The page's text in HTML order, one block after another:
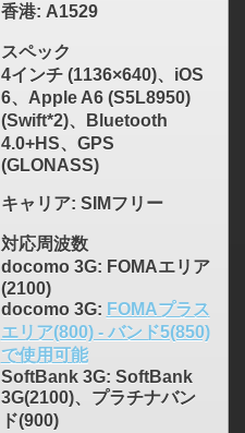
香港: A1529
スペック
4インチ (1136×640)、iOS
6、Apple A6 (S5L8950)
(Swift*2)、Bluetooth
4.0+HS、GPS
(GLONASS)
キャリア: SIMフリー
対応周波数
docomo 3G: FOMAエリア
(2100)
docomo 3G: FOMAプラス
エリア(800) - バンド5(850)
で使用可能
SoftBank 3G: SoftBank
3G(2100)、プラチナバン
ド(900)